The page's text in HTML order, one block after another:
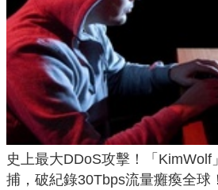
史上最大DDoS攻擊！「KimWolf
捕，破紀錄30Tbps流量癱瘓全球！